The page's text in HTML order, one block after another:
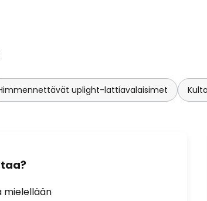
uplight-lattiavalaisimet
mielellään